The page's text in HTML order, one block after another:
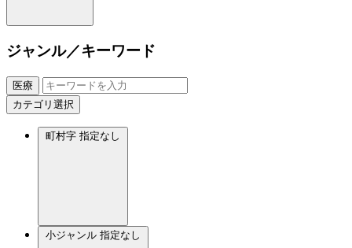
ジャンル／キーワード
医療
カテゴリ選択
町村字 指定なし
小ジャンル 指定なし